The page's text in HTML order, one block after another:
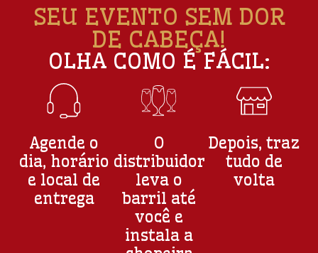
SEU EVENTO SEM DOR
DE CABEÇA!
OLHA COMO É FÁCIL:
Agende o
dia, horário
e local de
entrega
O
distribuidor
leva o
barril até
você e
instala a
Depois, traz
tudo de
volta